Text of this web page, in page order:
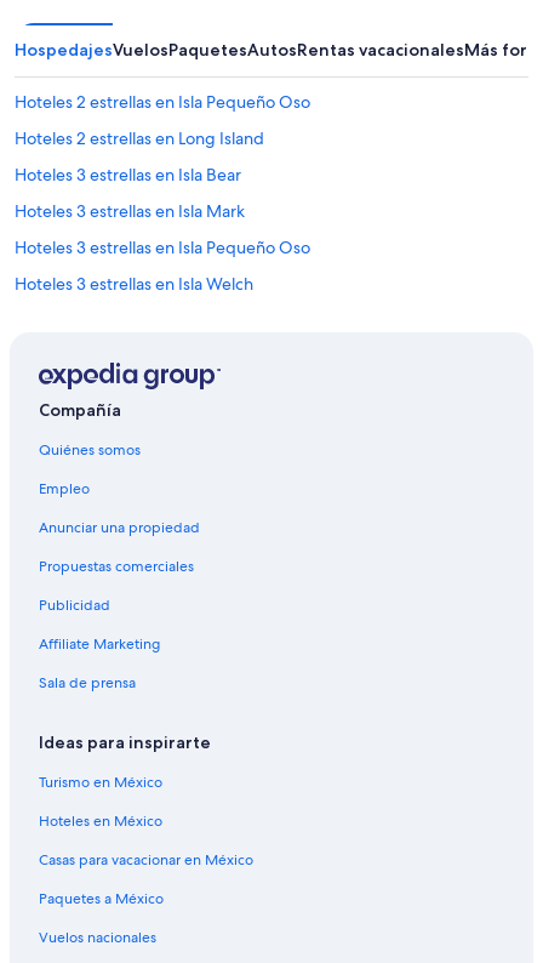
HospedajesVuelosPaquetesAutosRentas vacacionalesMás
Hoteles 2 estrellas en Isla Pequeño Oso
Hoteles 2 estrellas en Long Island
Hoteles 3 estrellas en Isla Bear
Hoteles 3 estrellas en Isla Mark
Hoteles 3 estrellas en Isla Pequeño Oso
Hoteles 3 estrellas en Isla Welch
Hoteles 4 estrellas en Isla Welch
Casas vacacionales en Isla Bear
Resorts en Isla Bear
Hoteles baratos en Isla Bear
Resorts de condominios en Isla Bear
Apartamentos en Isla de los Gobernadores
Resorts en Isla de Rattlesnake
Condominios en Isla Mark
B&B en Isla Pequeño Oso
Cabañas en Isla Pequeño Oso
Campings en Isla Pequeño Oso
Resorts en Isla Pequeño Oso
Condominios en Isla Pequeño Oso
Compañía
Quiénes somos
Empleo
Anunciar una propiedad
Propuestas comerciales
Publicidad
Affiliate Marketing
Sala de prensa
Ideas para inspirarte
Turismo en México
Hoteles en México
Casas para vacacionar en México
Paquetes a México
Vuelos nacionales